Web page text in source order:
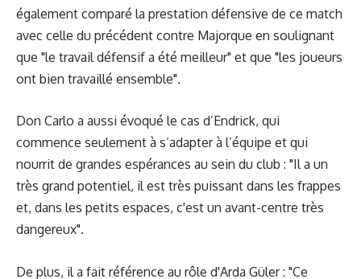
également comparé la prestation défensive de ce match
avec celle du précédent contre Majorque en soulignant
que "le travail défensif a été meilleur" et que "les joueurs
ont bien travaillé ensemble".
Don Carlo a aussi évoqué le cas d’Endrick, qui
commence seulement à s’adapter à l’équipe et qui
nourrit de grandes espérances au sein du club : "Il a un
très grand potentiel, il est très puissant dans les frappes
et, dans les petits espaces, c'est un avant-centre très
dangereux".
De plus, il a fait référence au rôle d'Arda Güler : "Ce